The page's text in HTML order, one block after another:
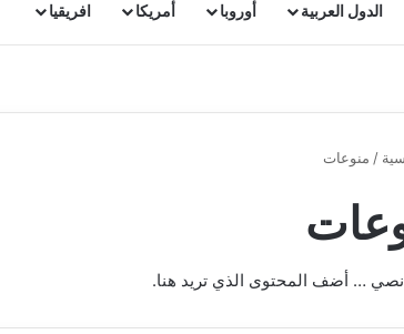
الدول العربية أوروبا أمريكا افريقيا
/ منوعات
… أضف المحتوى الذي تريد هنا.